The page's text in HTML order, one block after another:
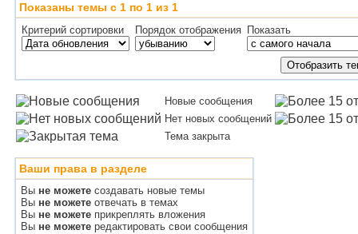
Показаны темы с 1 по 1 из 1
Критерий сортировки Порядок отображения Показать
Новые сообщения
Нет новых сообщений
Тема закрыта
Ваши права в разделе
Вы не можете создавать новые темы
Вы не можете отвечать в темах
Вы не можете прикреплять вложения
Вы не можете редактировать свои сообщения